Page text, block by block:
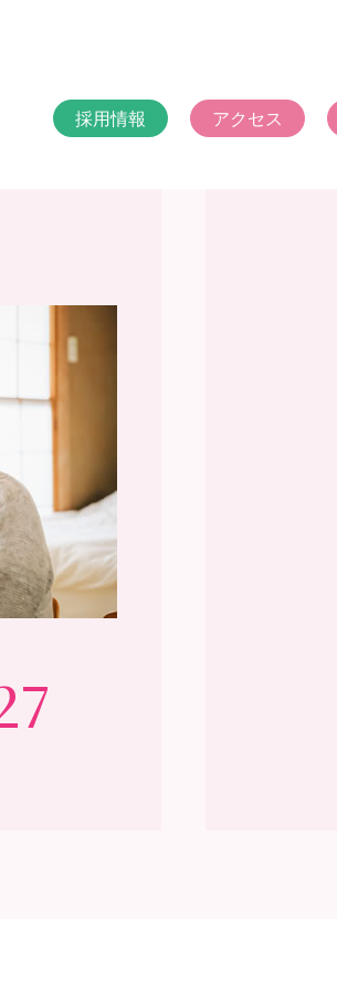
採用情報 アクセス